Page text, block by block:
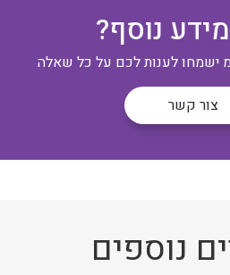
נוסף?
ישמחו לענות לכם על כל שאלה
צור קשר
נוספים